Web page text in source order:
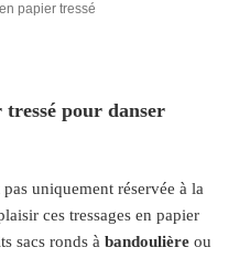
papier tressé
tressé pour danser
pas uniquement réservée à la
ces tressages en papier
sacs ronds àbandoulière ou